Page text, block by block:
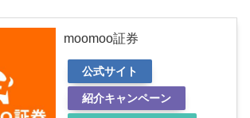
moomoo証券
公式サイト
紹介キャンペーン